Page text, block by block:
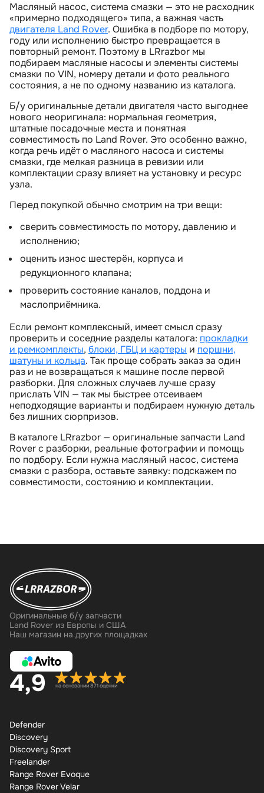
Масляный насос, система смазки — это не расходник
«примерно подходящего» типа, а важная часть
двигателя Land Rover. Ошибка в подборе по мотору,
оду или исполнению быстро превращается
повторный ремонт. Поэтому в LRrazbor мы
подбираем масляные насосы и элементы системы
смазки по VIN, номеру детали и фото реального
состояния, а не по одному названию из каталога.
Б/у оригинальные детали двигателя часто выгоднее
нового неоригинала: нормальная геометрия,
штатные посадочные места и понятная
совместимость по Land Rover. Это особенно важно,
когда речь идёт о масляного насоса и системы
смазки, где мелкая разница в ревизии или
комплектации сразу влияет на установку и ресурс
узла.
Перед покупкой обычно смотрим на три вещи:
сверить совместимость по мотору, давлению и
исполнению;
оценить износ шестерён, корпуса и
редукционного клапана;
проверить состояние каналов, поддона и
маслоприёмника.
Если ремонт комплексный, имеет смысл сразу
проверить и соседние разделы каталога: прокладки
и ремкомплекты, локи, ГБЦ и картеры и поршни,
шатуны и кольца. Так проще собрать заказ за один
раз и не возвращаться к машине после первой
разборки. Для сложных случаев лучше сразу
прислать VIN — так мы быстрее отсеиваем
неподходящие варианты и подбираем нужную деталь
ез лишних сюрпризов.
В каталоге LRrazbor — оригинальные запчасти Land
Rover с разборки, реальные фотографии и помощь
по подбору. Если нужна масляный насос, система
смазки с разбора, оставьте заявку: подскажем по
совместимости, состоянию и комплектации.
Оригинальные б/у запчасти
Land Rover из Европы и США
Наш магазин на других площадках
4,9 на основании 871 оценки
Defender
Discovery
Discovery Sport
Freelander
Range Rover Evoque
Range Rover Velar